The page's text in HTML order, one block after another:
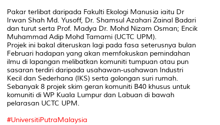
Pakar terlibat daripada Fakulti Ekologi Manusia iaitu Dr
Irwan Shah Md. Yusoff, Dr. Shamsul Azahari Zainal Badari
dan turut serta Prof. Madya Dr. Mohd Nizam Osman; Encik
Muhammad Adip Mohd Tamami (UCTC UPM).
Projek ini bakal diteruskan lagi pada fasa seterusnya bulan
Februari hadapan yang akan memfokuskan pemindahan
ilmu di lapangan melibatkan komuniti tumpuan atau pun
sasaran terdiri daripada usahawan-usahawan Industri
Kecil dan Sederhana (IKS) serta golongan suri rumah.
Sebanyak 8 projek skim geran komuniti B40 khusus untuk
komuniti di WP Kuala Lumpur dan Labuan di bawah
pelarasan UCTC UPM.
#UniversitiPutraMalaysia